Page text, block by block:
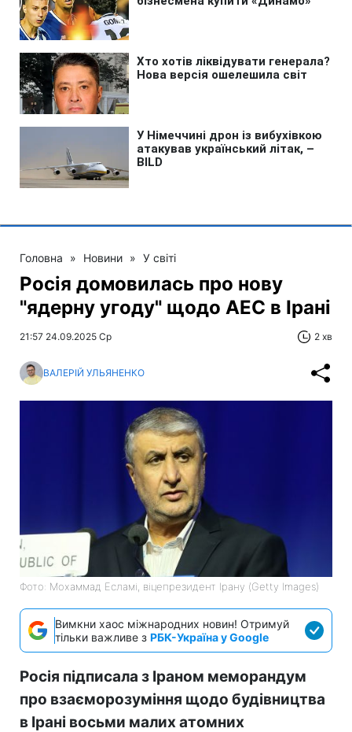
Головна » Новини » У світі
Росія домовилась про нову
"ядерну угоду" щодо АЕС в Ірані
21:57 24.09.2025 Ср 2 хв
ВАЛЕРІЙ УЛЬЯНЕНКО
Фото: Мохаммад Есламі, віцепрезидент Ірану (Getty Images)
Вимкни хаос міжнародних новин! Отримуй
тільки важливе з РБК-Україна у Google
Росія підписала з Іраном меморандум
про взаєморозуміння щодо будівництва
в Ірані восьми малих атомних